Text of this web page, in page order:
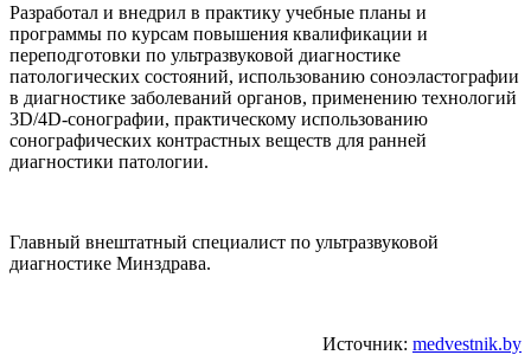
Разработал и внедрил в практику учебные планы и
программы по курсам повышения квалификации и
переподготовки по ультразвуковой диагностике
патологических состояний, использованию соноэластографии
в диагностике заболеваний органов, применению технологий
3D/4D-сонографии, практическому использованию
сонографических контрастных веществ для ранней
диагностики патологии.
Главный внештатный специалист по ультразвуковой
диагностике Минздрава.
Источник: medvestnik.by